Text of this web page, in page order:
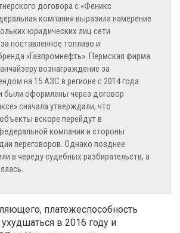
договора с «Феникс
компания выразила намерение
юридических лиц сети
поставленное топливо и
«Газпромнефть». Пермская фирма
вознаграждение за
на 15 АЗС в регионе с 2014 года.
были оформлены через договор
сначала утверждали, что
вскоре перейдут в
компании и стороны
переговоров. Однако позднее
в череду судебных разбирательств, а
платежеспособность
в 2016 году и